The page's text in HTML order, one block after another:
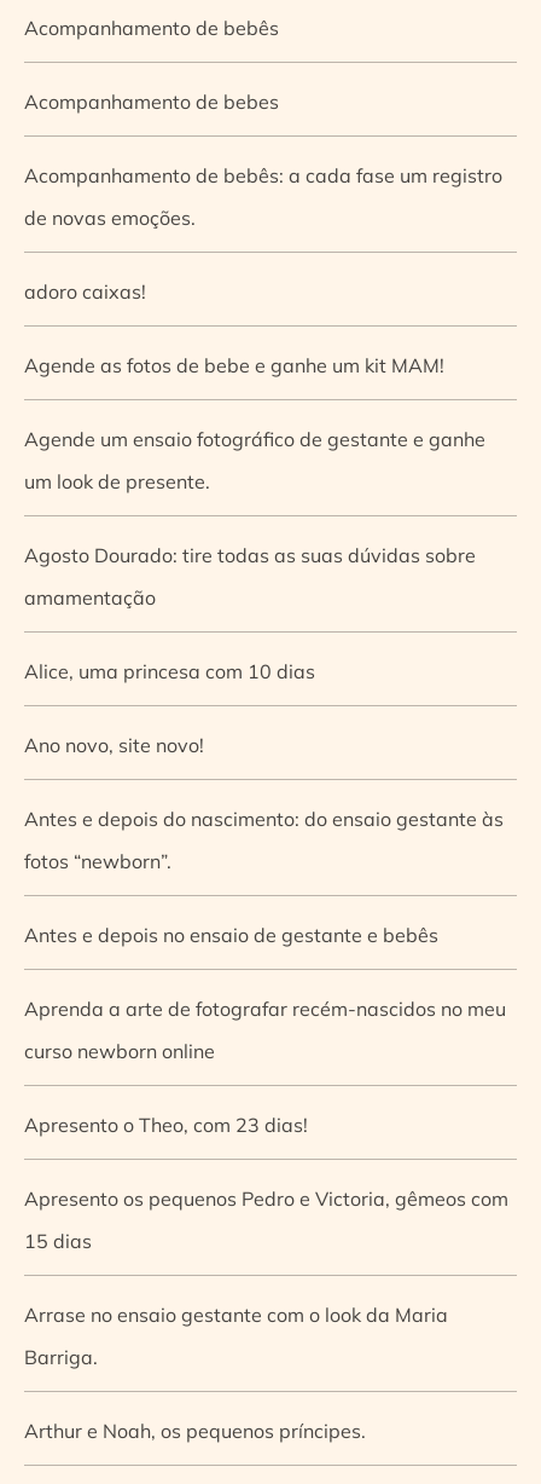
Acompanhamento de bebês
Acompanhamento de bebes
Acompanhamento de bebês: a cada fase um registro
de novas emoções.
adoro caixas!
Agende as fotos de bebe e ganhe um kit MAM!
Agende um ensaio fotográfico de gestante e ganhe
um look de presente.
Agosto Dourado: tire todas as suas dúvidas sobre
amamentação
Alice, uma princesa com 10 dias
Ano novo, site novo!
Antes e depois do nascimento: do ensaio gestante às
fotos “newborn”.
Antes e depois no ensaio de gestante e bebês
Aprenda a arte de fotografar recém-nascidos no meu
curso newborn online
Apresento o Theo, com 23 dias!
Apresento os pequenos Pedro e Victoria, gêmeos com
15 dias
Arrase no ensaio gestante com o look da Maria
Barriga.
Arthur e Noah, os pequenos príncipes.